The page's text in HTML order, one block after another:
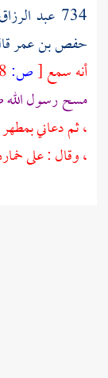
734 عبد الرزاق
حفص بن عمر
أنه سمع[ص:
مسح رسول الله
، ثم دعاني
، وقال : على